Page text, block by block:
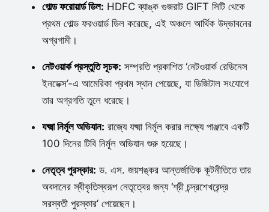
গোল্ড ফরোয়ার্ড ডিল: HDFC ব্যাঙ্ক গুজরাট GIFT সিটি থেকে
প্রথম গোল্ড ফরওয়ার্ড ডিল করেছে, এই অঞ্চলে আর্থিক উদ্ভাবনের
অগ্রগামী।
নেটওয়ার্ক প্রস্তুতি সূচক: সম্প্রতি প্রকাশিত ‘নেটওয়ার্ক রেডিনেস
ইনডেক্স’-এ আমেরিকা প্রথম স্থান পেয়েছে, যা ডিজিটাল সংযোগে
তার অগ্রগতি তুলে ধরেছে।
যক্ষ্মা নির্মূল অভিযান: রাজ্যে যক্ষ্মা নির্মূল করার লক্ষ্যে পাঞ্জাবে একটি
100 দিনের টিবি নির্মূল অভিযান শুরু হয়েছে।
নেতৃত্ব পুরস্কার: ড. এস. জয়শঙ্কর আন্তর্জাতিক কূটনীতিতে তার
অবদানের স্বীকৃতিস্বরূপ নেতৃত্বের জন্য ‘শ্রী চন্দ্রশেখরেন্দ্র
সরস্বতী পুরস্কার’ পেয়েছেন।